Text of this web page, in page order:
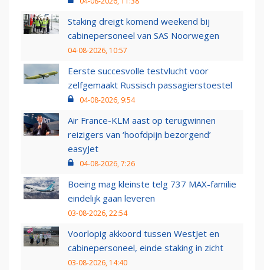
Staking dreigt komend weekend bij
cabinepersoneel van SAS Noorwegen
04-08-2026, 10:57
Eerste succesvolle testvlucht voor
zelfgemaakt Russisch passagierstoestel
04-08-2026, 9:54
Air France-KLM aast op terugwinnen
reizigers van ‘hoofdpijn bezorgend’
easyJet
04-08-2026, 7:26
Boeing mag kleinste telg 737 MAX-familie
eindelijk gaan leveren
03-08-2026, 22:54
Voorlopig akkoord tussen WestJet en
cabinepersoneel, einde staking in zicht
03-08-2026, 14:40